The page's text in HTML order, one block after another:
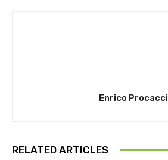
Enrico Procacci
RELATED ARTICLES